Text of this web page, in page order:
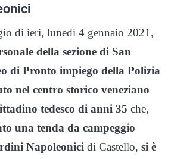
di ieri, lunedì 4 gennaio 2021,
della sezione di San
di Pronto impiego della Polizia
nel centro storico veneziano
tedesco di anni 35 che,
una tenda da campeggio
Napoleonici di Castello, si è